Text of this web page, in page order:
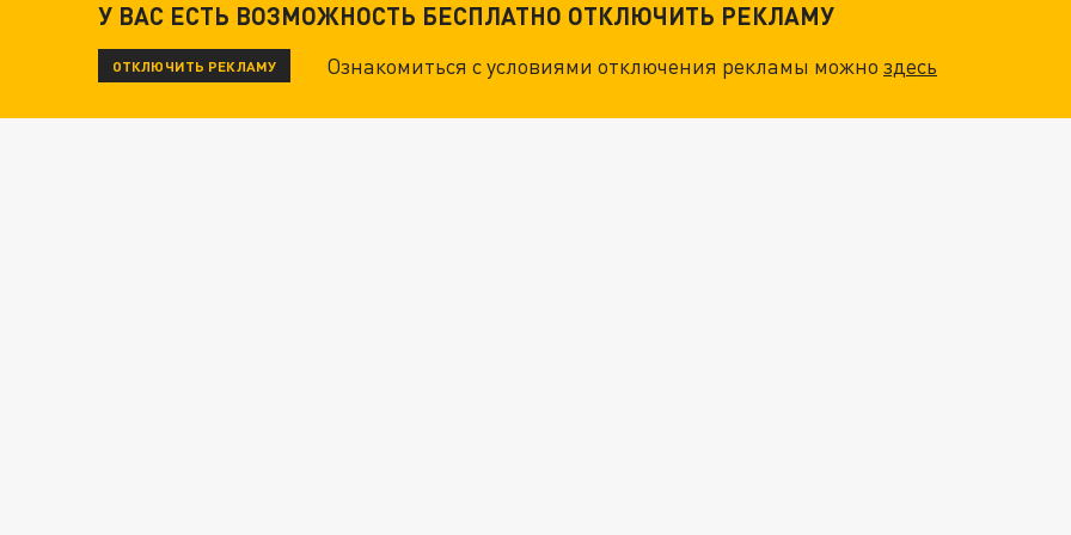
ТЕХНОФАШИСТЫ XXI ВЕКА
"КРОТАМИ" БЫЛИ ВСЕ? ТЕРАКТ В ЦЕНТРЕ МОСКВЫ: НА ГЕНЕРАЛОВ ОХОТЯТСЯ "ЖИВЫЕ ДРОНЫ"
У ВАС ЕСТЬ ВОЗМОЖНОСТЬ БЕСПЛАТНО ОТКЛЮЧИТЬ РЕКЛАМУ
ОТКЛЮЧИТЬ РЕКЛАМУ Ознакомиться с условиями отключения рекламы можноздесь